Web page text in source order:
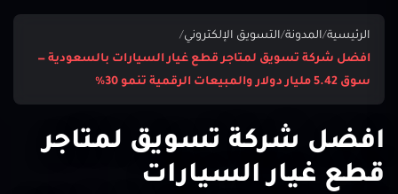
الرئيسية/المدونة/التسويق الإلكتروني/
افضل شركة تسويق لمتاجر قطع غيار السيارات بالسعودية —
سوق 5.42 مليار دولار والمبيعات الرقمية تنمو 30%
افضل شركة تسويق لمتاجر
قطع غيار السيارات